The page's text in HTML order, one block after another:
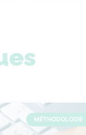
MÉTHODOLOGIE